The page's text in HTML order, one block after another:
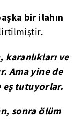
bir ilahın
ve
Ama yine de
eş tutuyorlar.
sonra ölüm